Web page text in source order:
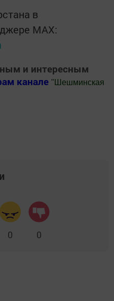
в
MАХ:
и интересным
канале " Шешминская
0 0